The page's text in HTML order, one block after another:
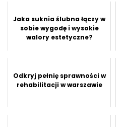
Jaka suknia ślubna łączy w
sobie wygodę i wysokie
walory estetyczne?
Odkryj pełnię sprawności w
rehabilitacji w warszawie